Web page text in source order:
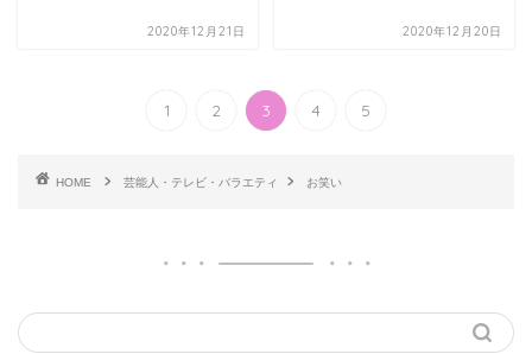
2020年12月21日 2020年12月20日
1 2 3 4 5
HOME 芸能人・テレビ・バラエティ お笑い